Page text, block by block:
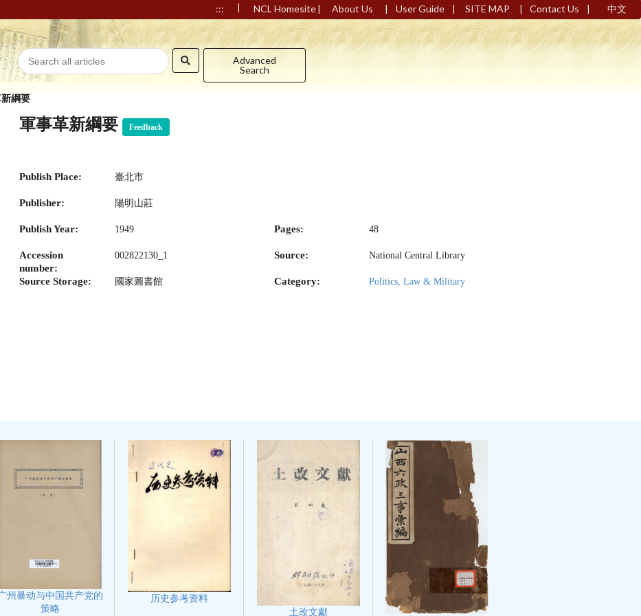
::: | NCL Homesite| About Us | User Guide | SITE MAP | Contact Us | 中文
Advanced
Search
綱要
軍事革新綱要 Feedback
Publish Place: 臺北市
Publisher: 陽明山莊
Publish Year: 1949 Pages: 48
Accession
number:
002822130_1 Source: National Central Library
Source Storage: 國家圖書館 Category: Politics, Law & Military
州暴动与中国共产党的
策略
历史参考资料
土改文獻